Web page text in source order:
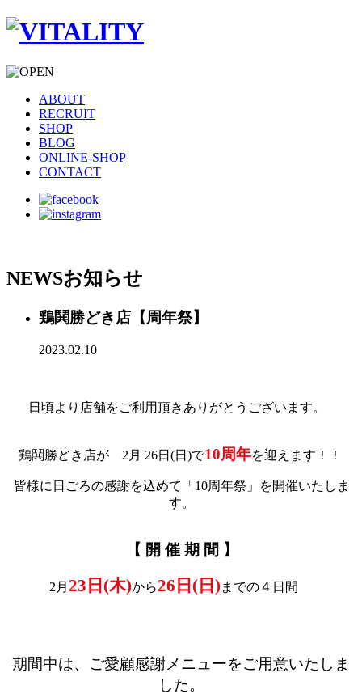
ABOUT
RECRUIT
SHOP
BLOG
ONLINE-SHOP
CONTACT
NEWSお知らせ
鶏鬨勝どき店【周年祭】
2023.02.10
日頃より店舗をご利用頂きありがとうございます。
鶏鬨勝どき店が 2月 26日(日)で10周年を迎えます！！
皆様に日ごろの感謝を込めて「10周年祭」を開催いたしま
す。
【 開 催 期 間 】
2月23日(木)から26日(日) までの４日間
期間中は、ご愛顧感謝メニューをご用意いたしま
した。